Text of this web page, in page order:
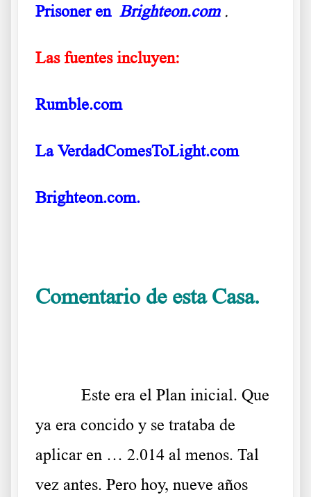
Prisoner en Brighteon.com.
Las fuentes incluyen:
Rumble.com
La VerdadComesToLight.com
Brighteon.com.
Comentario de esta Casa.
Este era el Plan inicial. Que
ya era concido y se trataba de
aplicar en … 2.014 al menos. Tal
vez antes. Pero hoy, nueve años